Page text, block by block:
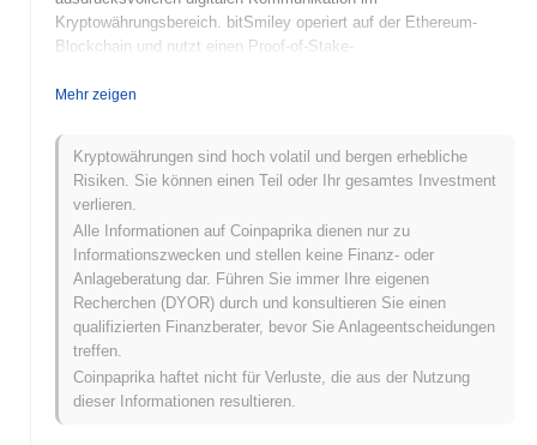
Kryptowährungsbereich. bitSmiley operiert auf der Ethereum-
Blockchain und nutzt einen Proof-of-Stake-
ermöglicht. Der native Token, SMILE, erfüllt mehrere Zwecke
Transaktionen, der Belohnung von Benutzern für ihre Teilnahme
und der Ermöglichung von Governance-Funktionen, die es den
Inhabern erlauben, Einfluss auf Projektentscheidungen zu
nehmen. Was bitSmiley auszeichnet, ist der Fokus auf die
Kombination von sozialer Interaktion mit Kryptowährung, wodurch
eine gemeinschaftsorientierte Umgebung gefördert wird, in der
Benutzer sich durch digitale Kunst und Emojis ausdrücken
können. Dieser einzigartige Ansatz positioniert bitSmiley als
bedeutenden Akteur im Nischenbereich der sozialen
Kryptowährungen und spricht Benutzer an, die sowohl finanzielle
Transaktionen als auch persönliche Ausdrucksformen in ihren
digitalen Interaktionen schätzen.
Mehr zeigen
Kryptowährungen sind hoch volatil und bergen erhebliche
Risiken. Sie können einen Teil oder Ihr gesamtes Investment
verlieren.
Alle Informationen auf Coinpaprika dienen nur zu
Informationszwecken und stellen keine Finanz- oder
Anlageberatung dar. Führen Sie immer Ihre eigenen
Recherchen (DYOR) durch und konsultieren Sie einen
qualifizierten Finanzberater, bevor Sie Anlageentscheidungen
treffen.
Coinpaprika haftet nicht für Verluste, die aus der Nutzung
dieser Informationen resultieren.